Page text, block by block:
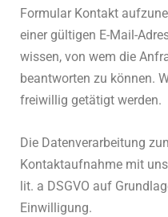
Formular Kontakt
einer gültigen E-Mail-
wissen, von wem die
beantworten zu können.
freiwillig getätigt werden.
Die Datenverarbeitung
Kontaktaufnahme mit
lit. a DSGVO auf
Einwilligung.